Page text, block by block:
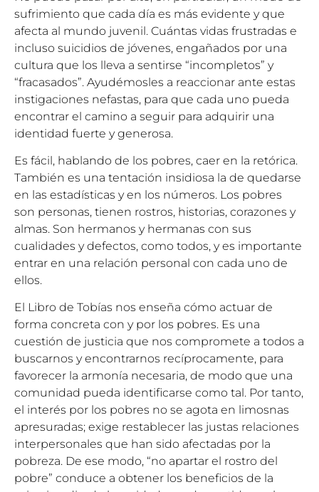
sufrimiento que cada día es más evidente y que
afecta al mundo juvenil. Cuántas vidas frustradas e
incluso suicidios de jóvenes, engañados por una
cultura que los lleva a sentirse “incompletos” y
“fracasados”. Ayudémosles a reaccionar ante estas
instigaciones nefastas, para que cada uno pueda
encontrar el camino a seguir para adquirir una
identidad fuerte y generosa.
Es fácil, hablando de los pobres, caer en la retórica.
También es una tentación insidiosa la de quedarse
en las estadísticas y en los números. Los pobres
son personas, tienen rostros, historias, corazones y
almas. Son hermanos y hermanas con sus
cualidades y defectos, como todos, y es importante
entrar en una relación personal con cada uno de
ellos.
El Libro de Tobías nos enseña cómo actuar de
forma concreta con y por los pobres. Es una
cuestión de justicia que nos compromete a todos a
buscarnos y encontrarnos recíprocamente, para
favorecer la armonía necesaria, de modo que una
comunidad pueda identificarse como tal. Por tanto,
el interés por los pobres no se agota en limosnas
apresuradas; exige restablecer las justas relaciones
interpersonales que han sido afectadas por la
pobreza. De ese modo, “no apartar el rostro del
pobre” conduce a obtener los beneficios de la